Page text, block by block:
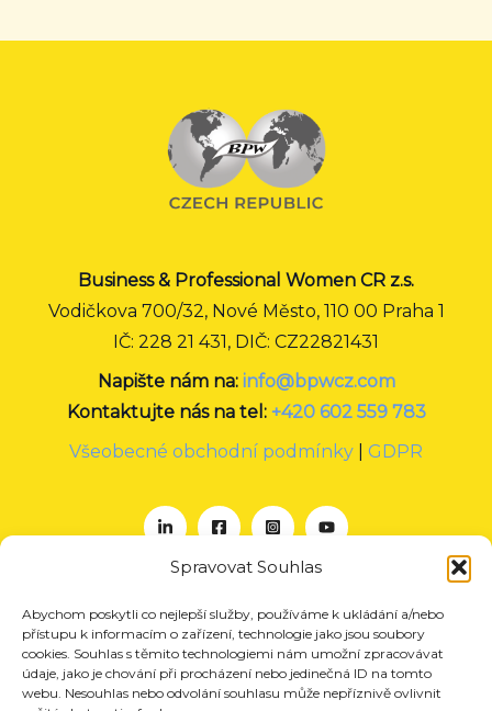
Spravovat Souhlas
Abychom poskytli co nejlepší služby, používáme k ukládání a/nebo
přístupu k informacím o zařízení, technologie jako jsou soubory
cookies. Souhlas s těmito technologiemi nám umožní zpracovávat
údaje, jako je chování při procházení nebo jedinečná ID na tomto
webu. Nesouhlas nebo odvolání souhlasu může nepříznivě ovlivnit
Business & Professional Women CR z.s.
Vodičkova 700/32, Nové Město, 110 00 Praha 1
IČ: 228 21 431, DIČ: CZ22821431
Napište nám na: info@bpwcz.com
Kontaktujte nás na tel: +420 602 559 783
Všeobecné obchodní podmínky
GDPR
O nás
Projekty
Členství